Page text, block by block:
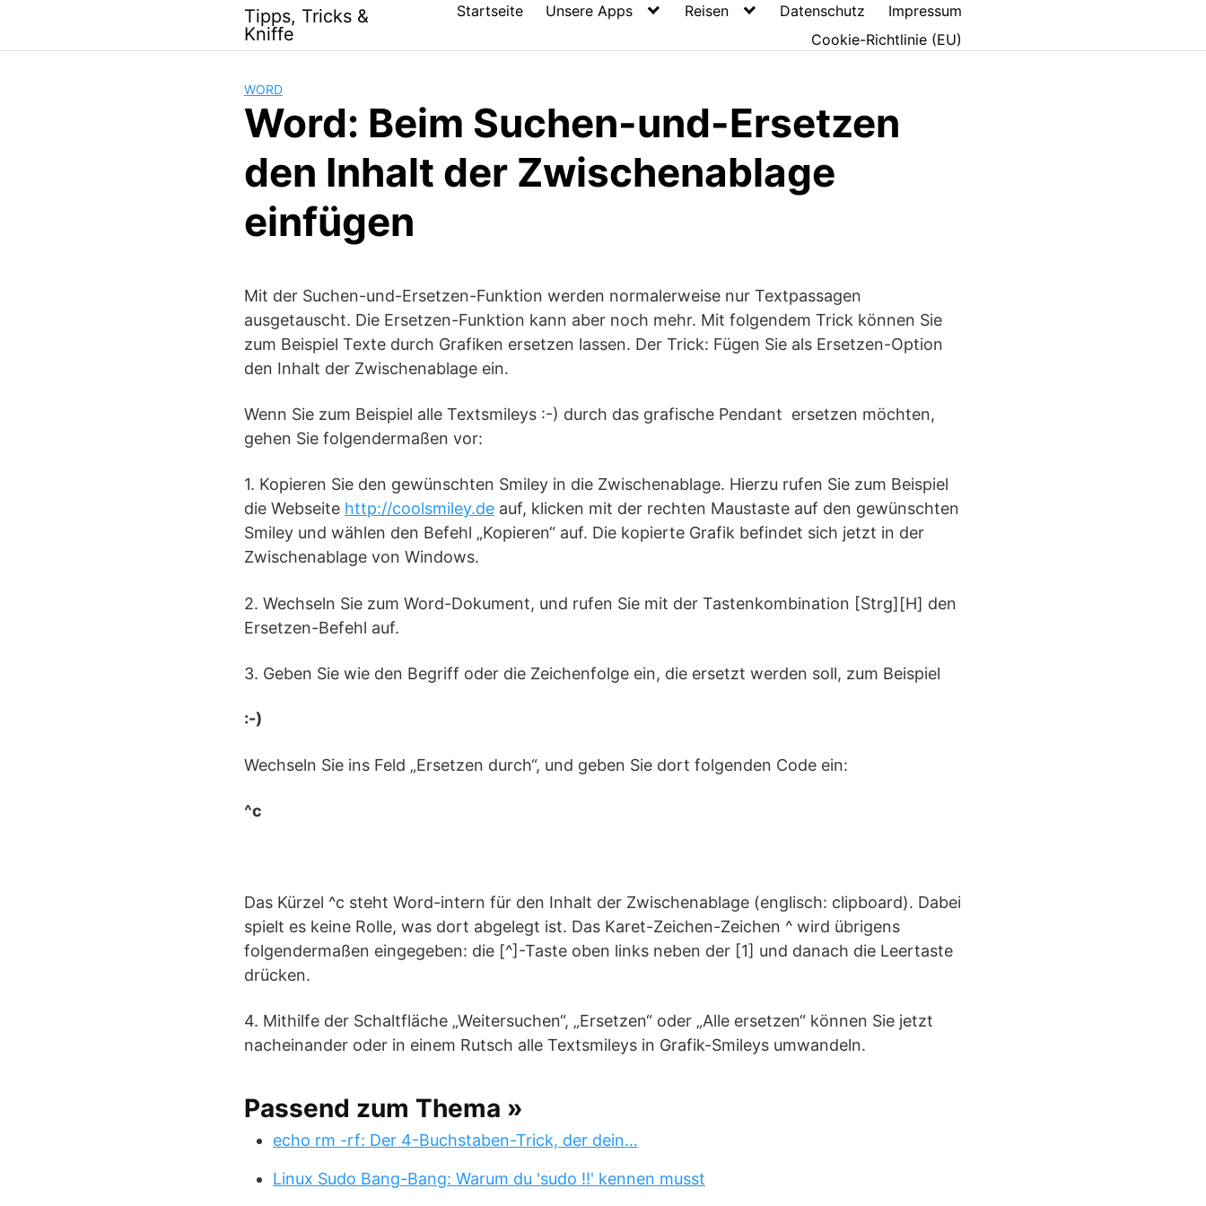
content
Tipps, Tricks &
Kniffe
Startseite Unsere Apps Reisen Datenschutz
Impressum
Cookie-Richtlinie (EU)
WORD
Word: Beim Suchen-und-Ersetzen
den Inhalt der Zwischenablage
einfügen
Mit der Suchen-und-Ersetzen-Funktion werden normalerweise nur Textpassagen
ausgetauscht. Die Ersetzen-Funktion kann aber noch mehr. Mit folgendem Trick können Sie
zum Beispiel Texte durch Grafiken ersetzen lassen. Der Trick: Fügen Sie als Ersetzen-Option
den Inhalt der Zwischenablage ein.
Wenn Sie zum Beispiel alle Textsmileys :-) durch das grafische Pendant ersetzen möchten,
gehen Sie folgendermaßen vor:
1. Kopieren Sie den gewünschten Smiley in die Zwischenablage. Hierzu rufen Sie zum Beispiel
die Webseite http://coolsmiley.de auf, klicken mit der rechten Maustaste auf den gewünschten
Smiley und wählen den Befehl „Kopieren“ auf. Die kopierte Grafik befindet sich jetzt in der
Zwischenablage von Windows.
2. Wechseln Sie zum Word-Dokument, und rufen Sie mit der Tastenkombination [Strg][H] den
Ersetzen-Befehl auf.
3. Geben Sie wie den Begriff oder die Zeichenfolge ein, die ersetzt werden soll, zum Beispiel
:-)
Wechseln Sie ins Feld „Ersetzen durch“, und geben Sie dort folgenden Code ein:
^c
Das Kürzel ^c steht Word-intern für den Inhalt der Zwischenablage (englisch: clipboard). Dabei
spielt es keine Rolle, was dort abgelegt ist. Das Karet-Zeichen-Zeichen ^ wird übrigens
folgendermaßen eingegeben: die [^]-Taste oben links neben der [1] und danach die Leertaste
drücken.
4. Mithilfe der Schaltfläche „Weitersuchen“, „Ersetzen“ oder „Alle ersetzen“ können Sie jetzt
nacheinander oder in einem Rutsch alle Textsmileys in Grafik-Smileys umwandeln.
Passend zum Thema »
echo rm -rf: Der 4-Buchstaben-Trick, der dein…
Linux Sudo Bang-Bang: Warum du 'sudo !!' kennen musst